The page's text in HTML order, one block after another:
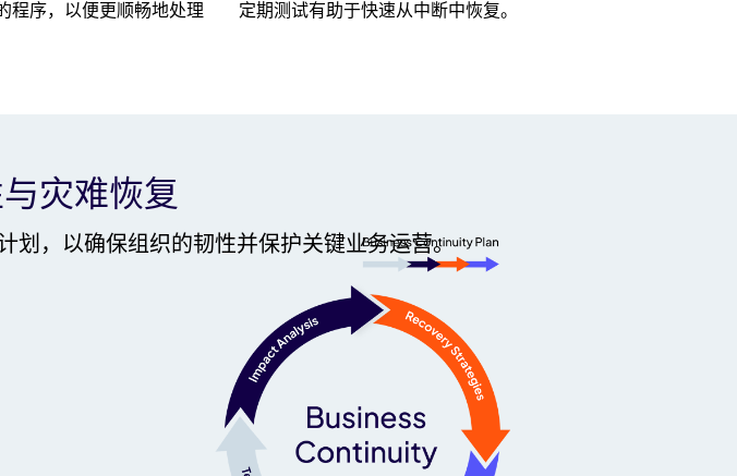
程序，以便更顺畅地处理
定期测试有助于快速从中断中恢复。
灾难恢复
划，以确保组织的韧性并保护关键业务运营。